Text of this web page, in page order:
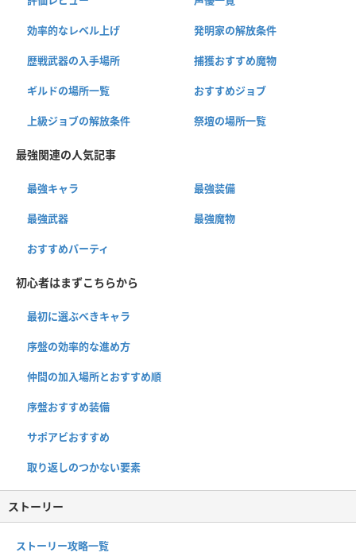
効率的なレベル上げ 発明家の解放条件
歴戦武器の入手場所 捕獲おすすめ魔物
ギルドの場所一覧 おすすめジョブ
上級ジョブの解放条件 祭壇の場所一覧
最強関連の人気記事
最強キャラ 最強装備
最強武器 最強魔物
おすすめパーティ
初心者はまずこちらから
最初に選ぶべきキャラ
序盤の効率的な進め方
仲間の加入場所とおすすめ順
序盤おすすめ装備
サポアビおすすめ
取り返しのつかない要素
ストーリー
ストーリー攻略一覧